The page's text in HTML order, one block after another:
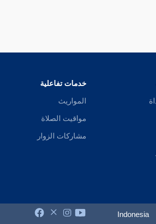
خدمات تفاعلية
المواريث
مواقيت الصلاة
مشاركات الزوار
Indonesia